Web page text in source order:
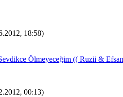
18:58)
Ölmeyeceğim (( Ruzii &
00:13)